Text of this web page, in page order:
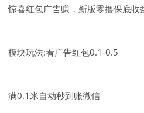
惊喜红包广告赚，新版零撸保底收
模块玩法:看广告红包0.1-0.5
满0.1米自动秒到账微信